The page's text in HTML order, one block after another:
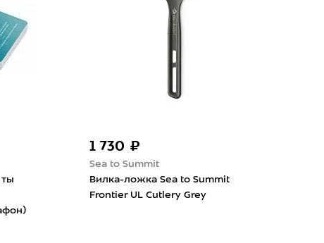
Вилка-ложка Sea to Summit
Frontier UL Cutlery Grey